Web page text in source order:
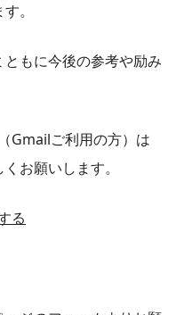
。
もに今後の参考や励み
Gmailご利用の方）は
お願いします。
る